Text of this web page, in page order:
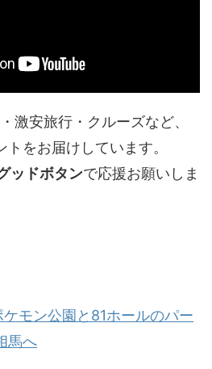
激安旅行・クルーズなど、
をお届けしています。
ッドボタンで応援お願いしま
モン公園と81ホールのパー
馬へ